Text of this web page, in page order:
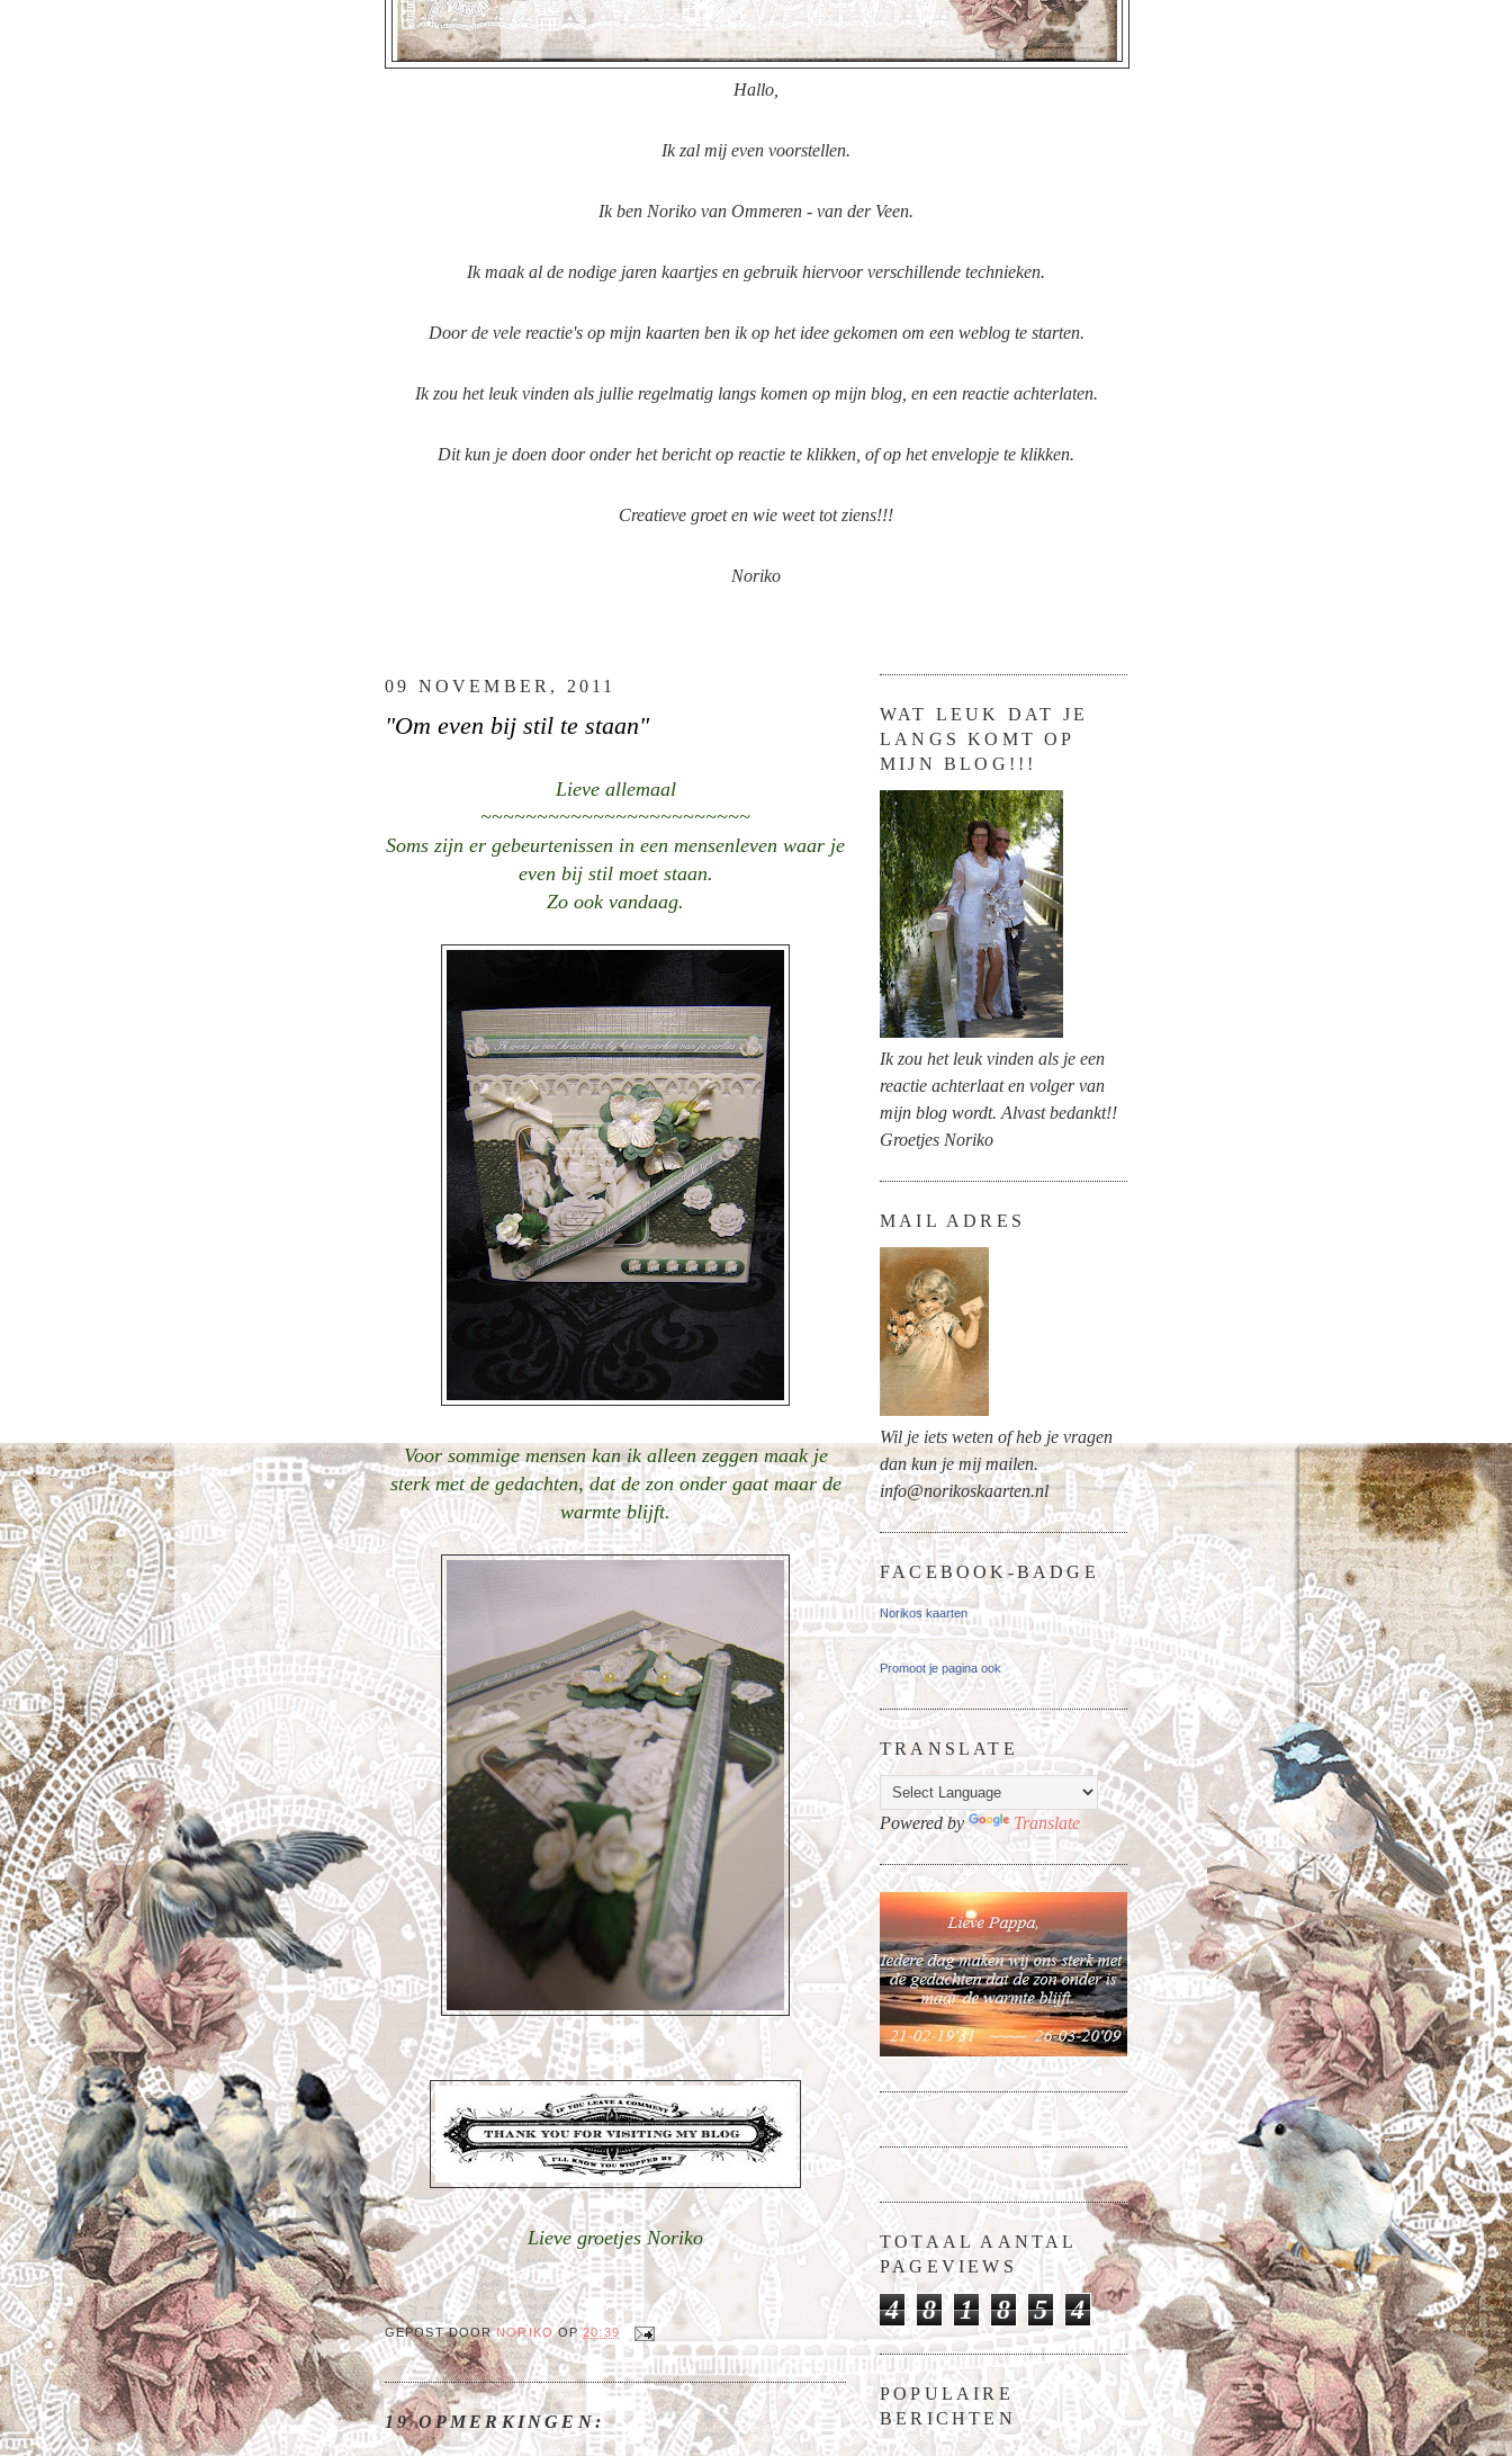
Hallo,
Ik zal mij even voorstellen.
Ik ben Noriko van Ommeren - van der Veen.
Ik maak al de nodige jaren kaartjes en gebruik hiervoor verschillende technieken.
Door de vele reactie's op mijn kaarten ben ik op het idee gekomen om een weblog te starten.
Ik zou het leuk vinden als jullie regelmatig langs komen op mijn blog, en een reactie achterlaten.
Dit kun je doen door onder het bericht op reactie te klikken, of op het envelopje te klikken.
Creatieve groet en wie weet tot ziens!!!
Noriko
09 NOVEMBER, 2011
"Om even bij stil te staan"
Lieve allemaal
~~~~~~~~~~~~~~~~~~~~~~~~
Soms zijn er gebeurtenissen in een mensenleven waar je
even bij stil moet staan.
Zo ook vandaag.
Voor sommige mensen kan ik alleen zeggen maak je
sterk met de gedachten, dat de zon onder gaat maar de
warmte blijft.
Lieve groetjes Noriko
GEPOST DOORNORIKOOP20:39
19 OPMERKINGEN:
WAT LEUK DAT JE
LANGS KOMT OP
MIJN BLOG!!!
Ik zou het leuk vinden als je een
reactie achterlaat en volger van
mijn blog wordt. Alvast bedankt!!
Groetjes Noriko
MAIL ADRES
Wil je iets weten of heb je vragen
dan kun je mij mailen.
info@norikoskaarten.nl
FACEBOOK-BADGE
Norikos kaarten
Promoot je pagina ook
TRANSLATE
Powered by Translate
TOTAAL AANTAL
PAGEVIEWS
4 8 1 8 5 4
POPULAIRE
BERICHTEN